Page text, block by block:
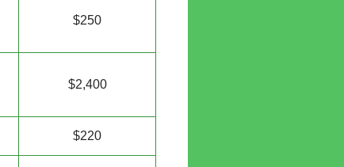
$250
$2,400
$220